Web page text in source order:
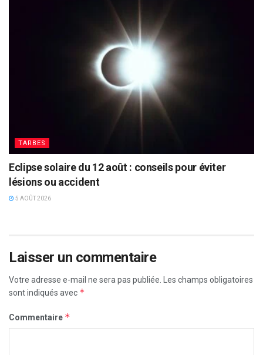
TARBES
Eclipse solaire du 12 août : conseils pour éviter
lésions ou accident
5 AOÛT 2026
Laisser un commentaire
Votre adresse e-mail ne sera pas publiée. Les champs obligatoires
sont indiqués avec *
Commentaire *